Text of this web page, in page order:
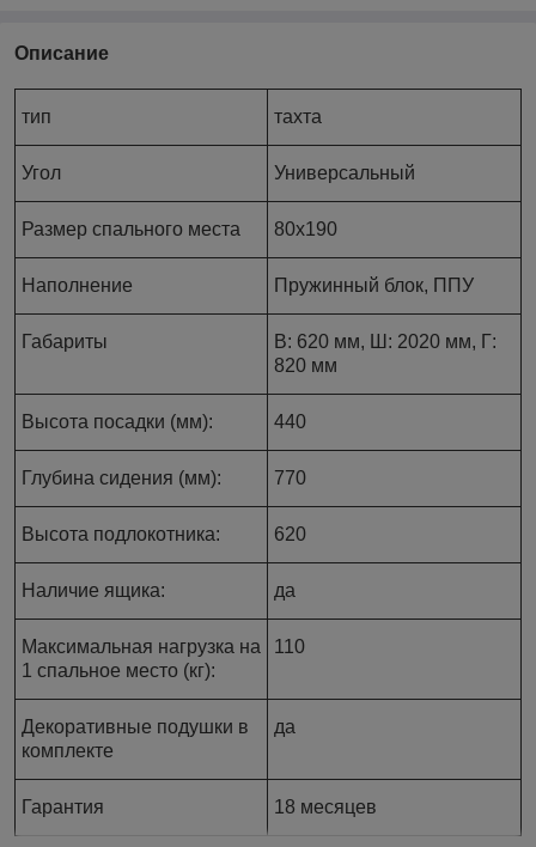
Описание
тип тахта
Угол Универсальный
Размер спального места 80х190
Наполнение Пружинный блок, ППУ
Габариты
В: 620 мм, Ш: 2020 мм, Г:
820 мм
Высота посадки (мм): 440
Глубина сидения (мм): 770
Высота подлокотника: 620
Наличие ящика: да
Максимальная нагрузка на
1 спальное место (кг):
110
Декоративные подушки в
комплекте
да
Гарантия 18 месяцев